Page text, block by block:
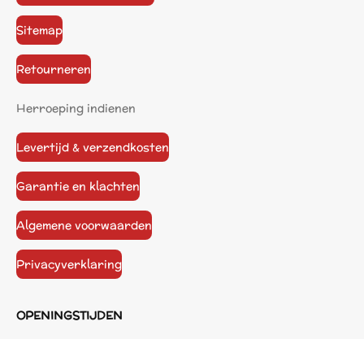
Sitemap
Retourneren
Herroeping indienen
Levertijd & verzendkosten
Garantie en klachten
Algemene voorwaarden
Privacyverklaring
OPENINGSTIJDEN